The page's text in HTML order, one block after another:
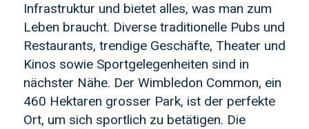
Infrastruktur und bietet alles, was man zum
Leben braucht. Diverse traditionelle Pubs und
Restaurants, trendige Geschäfte, Theater und
Kinos sowie Sportgelegenheiten sind in
nächster Nähe. Der Wimbledon Common, ein
460 Hektaren grosser Park, ist der perfekte
Ort, um sich sportlich zu betätigen. Die